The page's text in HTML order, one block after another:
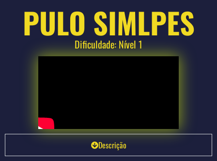
PULO SIMLPES
Dificuldade: Nível 1
Descrição